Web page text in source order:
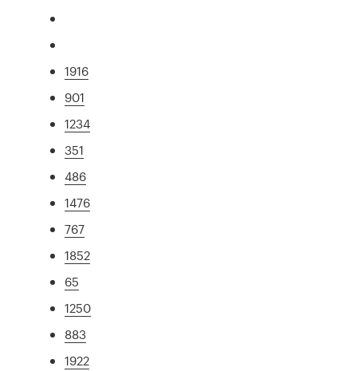
1916
901
1234
351
486
1476
767
1852
65
1250
883
1922